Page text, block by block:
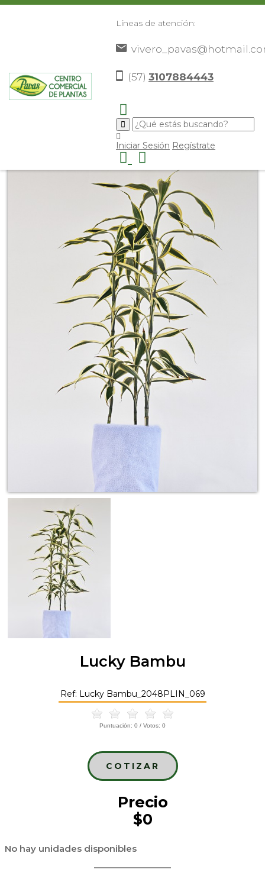
Líneas de atención:
(57) 3107884443
Iniciar Sesión Regístrate
Plantas> Plantas De Interior>Lucky
Lucky Bambu
Ref: Lucky Bambu_2048PLIN_069
Puntuación: 0 / Votos: 0
COTIZAR
Precio
$0
No hay unidades disponibles